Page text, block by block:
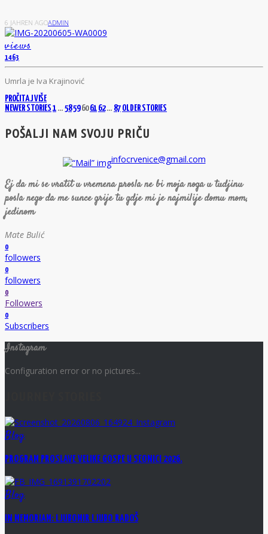
6 JAHREN AGOADMIN
views
1463
Umrla je Iva Krajinović
PROČITAJ VIŠE
NEWER STORIES 1 … 58 59 60 61 62 … 87 OLDER STORIES
POŠALJI NAM SVOJU PRIČU
infocrvenice@gmail.com
Ej da mi se vratit u vremena prosla ne bi moja noga u tudjinu
posla nego da me sunce grije tu gdje mi je najmilije domu mom,
jedinom
Mate Bulić
0
followers
0
followers
0
Followers
0
Subscribers
Instagram
Configuration error or no pictures...
Blog
PROGRAM PROSLAVE VELIKE GOSPE U SEONICI 2026.
Blog
IN MEMORIAM: LJUBOMIR LJUBO RADOŠ